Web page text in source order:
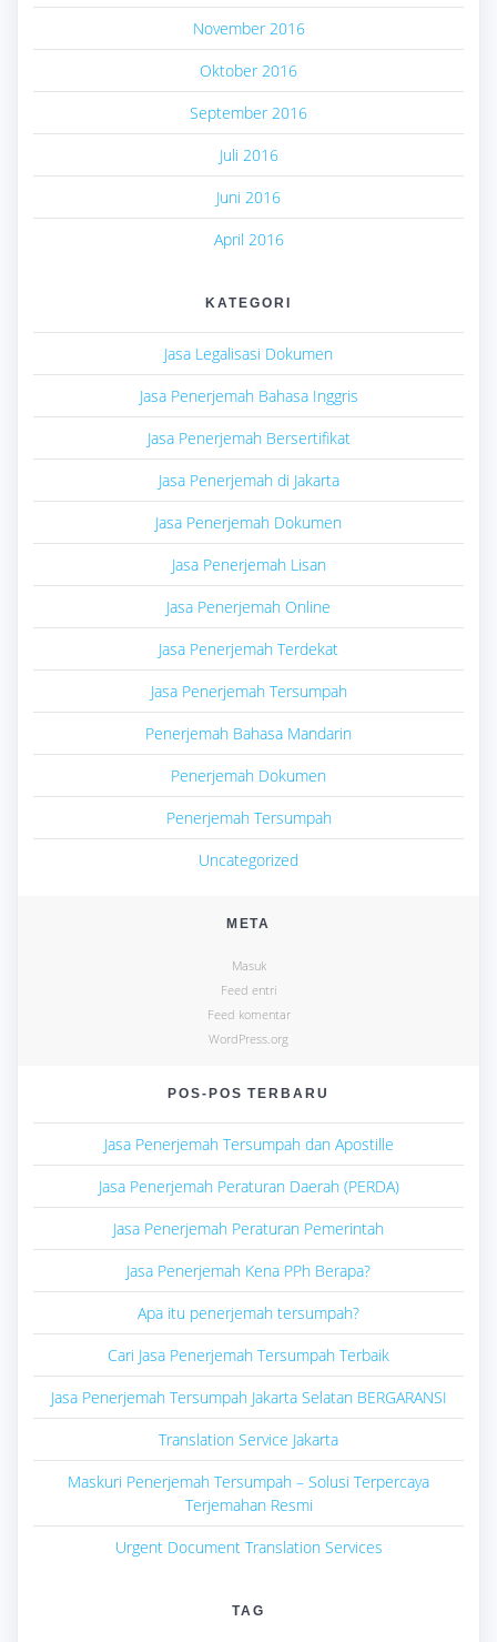
November 2016
Oktober 2016
September 2016
Juli 2016
Juni 2016
April 2016
KATEGORI
Jasa Legalisasi Dokumen
Jasa Penerjemah Bahasa Inggris
Jasa Penerjemah Bersertifikat
Jasa Penerjemah di Jakarta
Jasa Penerjemah Dokumen
Jasa Penerjemah Lisan
Jasa Penerjemah Online
Jasa Penerjemah Terdekat
Jasa Penerjemah Tersumpah
Penerjemah Bahasa Mandarin
Penerjemah Dokumen
Penerjemah Tersumpah
Uncategorized
META
Masuk
Feed entri
Feed komentar
WordPress.org
POS-POS TERBARU
Jasa Penerjemah Tersumpah dan Apostille
Jasa Penerjemah Peraturan Daerah (PERDA)
Jasa Penerjemah Peraturan Pemerintah
Jasa Penerjemah Kena PPh Berapa?
Apa itu penerjemah tersumpah?
Cari Jasa Penerjemah Tersumpah Terbaik
Jasa Penerjemah Tersumpah Jakarta Selatan BERGARANSI
Translation Service Jakarta
Maskuri Penerjemah Tersumpah – Solusi Terpercaya
Terjemahan Resmi
Urgent Document Translation Services
TAG